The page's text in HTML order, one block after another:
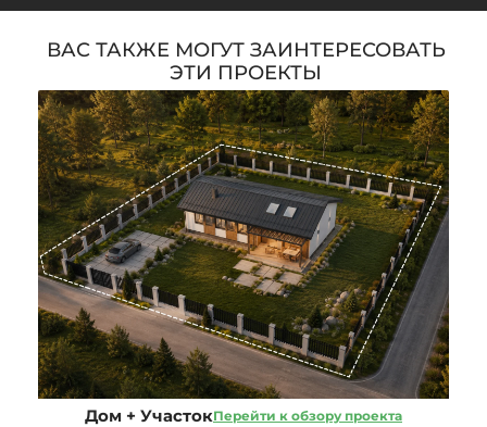
ВАС ТАКЖЕ МОГУТ ЗАИНТЕРЕСОВАТЬ
ЭТИ ПРОЕКТЫ
Дом + УчастокПерейти к обзору проекта